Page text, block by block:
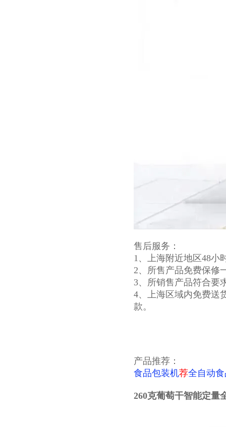
售后服务：
1、上海附近地区48小
2、所售产品免费保修
3、所销售产品符合要
4、上海区域内免费送
款。
产品推荐：
食品包装机荐全自动
260克葡萄干智能定量